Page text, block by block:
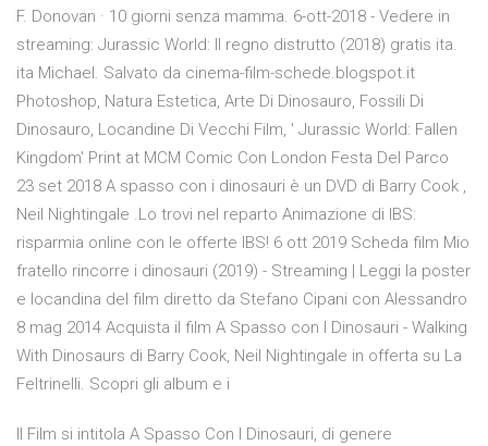
F. Donovan · 10 giorni senza mamma. 6-ott-2018 - Vedere in
streaming: Jurassic World: Il regno distrutto (2018) gratis ita.
ita Michael. Salvato da cinema-film-schede.blogspot.it
Photoshop, Natura Estetica, Arte Di Dinosauro, Fossili Di
Dinosauro, Locandine Di Vecchi Film, ' Jurassic World: Fallen
Kingdom' Print at MCM Comic Con London Festa Del Parco
23 set 2018 A spasso con i dinosauri è un DVD di Barry Cook ,
Neil Nightingale .Lo trovi nel reparto Animazione di IBS:
risparmia online con le offerte IBS! 6 ott 2019 Scheda film Mio
fratello rincorre i dinosauri (2019) - Streaming | Leggi la poster
e locandina del film diretto da Stefano Cipani con Alessandro
8 mag 2014 Acquista il film A Spasso con I Dinosauri - Walking
With Dinosaurs di Barry Cook, Neil Nightingale in offerta su La
Feltrinelli. Scopri gli album e i
Il Film si intitola A Spasso Con I Dinosauri, di genere